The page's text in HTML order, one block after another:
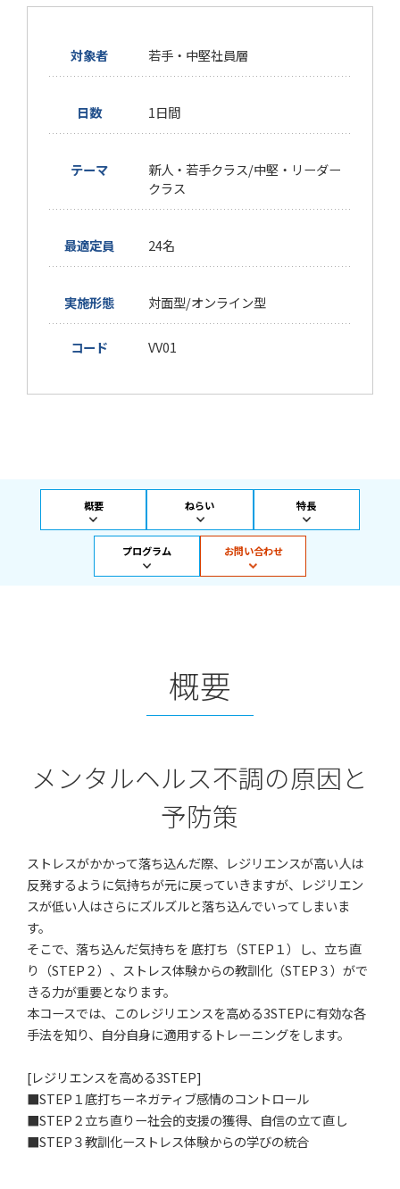
対象者 若手・中堅社員層
日数 1日間
テーマ
新人・若手クラス/中堅・リーダー
クラス
最適定員 24名
実施形態 対面型/オンライン型
コード VV01
概要 ねらい 特長
プログラム お問い合わせ
概要
メンタルヘルス不調の原因と
予防策
ストレスがかかって落ち込んだ際、レジリエンスが高い人は
反発するように気持ちが元に戻っていきますが、レジリエン
スが低い人はさらにズルズルと落ち込んでいってしまいま
す。
そこで、落ち込んだ気持ちを 底打ち（STEP１）し、立ち直
り（STEP２）、ストレス体験からの教訓化（STEP３）がで
きる力が重要となります。
本コースでは、このレジリエンスを高める3STEPに有効な各
手法を知り、自分自身に適用するトレーニングをします。
[レジリエンスを高める3STEP]
■STEP１底打ちーネガティブ感情のコントロール
■STEP２立ち直りー社会的支援の獲得、自信の立て直し
■STEP３教訓化ーストレス体験からの学びの統合